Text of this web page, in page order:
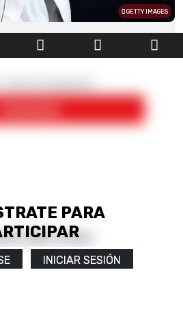
GETTY IMAGES
PARA
INICIAR SESIÓN